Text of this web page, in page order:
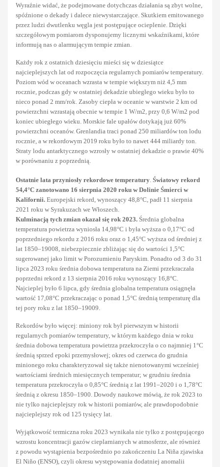
Wyraźnie widać, że podejmowane dotychczas działania są zbyt wolne,
spóźnione o dekady i dalece niewystarczające. Skutkiem emitowanego
przez ludzi dwutlenku węgla jest postępujące ocieplenie. Dzięki
szczegółowym pomiarom dysponujemy licznymi wskaźnikami, które
informują nas o alarmującym tempie zmian.
Każdy rok z ostatnich dziesięciu mieści się w dziesiątce
najcieplejszych lat od rozpoczęcia regularnych pomiarów temperatury.
Poziom wód w oceanach wzrasta w tempie większym niż 4,5 mm
rocznie, podczas gdy w ostatniej dekadzie ubiegłego wieku było to
nieco ponad 2 mm/rok. Zasoby ciepła w oceanie w warstwie 2 km od
powierzchni wzrastają obecnie w tempie 1 W/m2, przy 0,6 W/m2 pod
koniec ubiegłego wieku. Morskie fale upałów dotykają już 60%
powierzchni oceanów. Grenlandia traci ponad 250 miliardów ton lodu
rocznie, a w rekordowym 2019 roku było to nawet 444 miliardy ton.
Straty lodu antarktycznego wzrosły w ostatniej dekadzie o prawie 40%
w porównaniu z poprzednią.
Ostatnie lata przyniosły rekordowe temperatury. Światowy rekord
54,4°C zanotowano 16 sierpnia 2020 roku w Dolinie Śmierci w
Kalifornii. Europejski rekord, wynoszący 48,8°C, padł 11 sierpnia
2021 roku w Syrakuzach we Włoszech.
Kulminacją tych zmian okazał się rok 2023. Średnia globalna
temperatura powietrza wyniosła 14,98°C i była wyższa o 0,17°C od
poprzedniego rekordu z 2016 roku oraz o 1,45°C wyższa od średniej z
lat 1850–19008, niebezpiecznie zbliżając się do wartości 1,5°C
sugerowanej jako limit w Porozumieniu Paryskim. Ponadto od 3 do 31
lipca 2023 roku średnia dobowa temperatura na Ziemi przekraczała
poprzedni rekord z 13 sierpnia 2016 roku wynoszący 16,8°C.
Najcieplej było 6 lipca, gdy średnia globalna temperatura osiągnęła
wartość 17,08°C przekraczając o ponad 1,5°C średnią temperaturę dla
tej pory roku z lat 1850–19009.
Rekordów było więcej: miniony rok był pierwszym w historii
regularnych pomiarów temperatury, w którym każdego dnia w roku
średnia dobowa temperatura powietrza przekroczyła o co najmniej 1°C
średnią sprzed epoki przemysłowej; okres od czerwca do grudnia
minionego roku charakteryzował się także nienotowanymi wcześniej
wartościami średnich miesięcznych temperatur; w grudniu średnia
temperatura przekroczyła o 0,85°C średnią z lat 1991–2020 i o 1,78°C
średnią z okresu 1850–1900. Dowody naukowe mówią, że rok 2023 to
nie tylko najcieplejszy rok w historii pomiarów, ale prawdopodobnie
najcieplejszy rok od 125 tysięcy lat.
Wyjątkowość termiczna roku 2023 wynikała nie tylko z postępującego
wzrostu koncentracji gazów cieplarnianych w atmosferze, ale również
z powodu wystąpienia bezpośrednio po zakończeniu La Niña zjawiska
El Niño (ENSO), czyli okresu występowania dodatniej anomalii